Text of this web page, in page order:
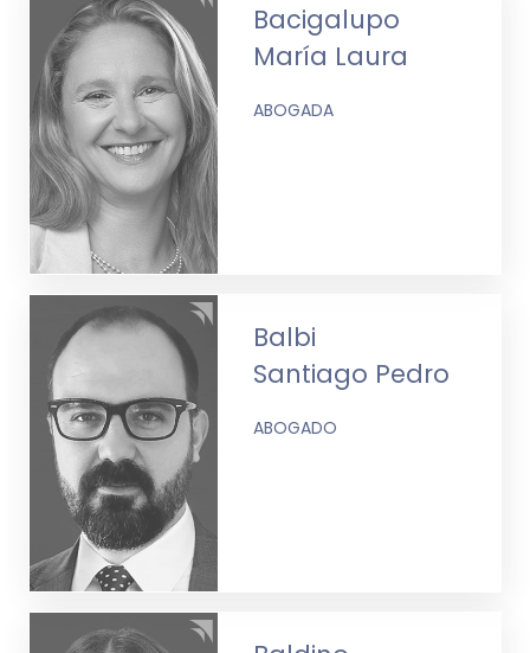
Bacigalupo
María Laura
ABOGADA
Balbi
Santiago Pedro
ABOGADO